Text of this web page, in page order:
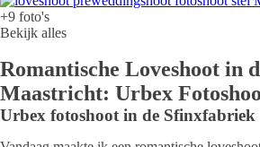
+9 foto's
Bekijk alles
Romantische Loveshoot in
Maastricht: Urbex
Urbex fotoshoot in de